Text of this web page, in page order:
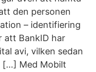
den personen
– identifiering
att BankID har
avi, vilken sedan
[…] Med Mobilt